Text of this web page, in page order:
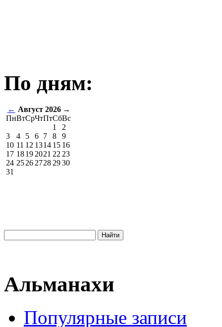
По дням:
← Август 2026 →
ПнВтСрЧтПтСбВс
1
2
3
4 5 6 7 8
9
10 11 12 1314 15 16
17 1819 2021 22 23
24 2526 2728 2930
31
Альманахи
Популярные записи